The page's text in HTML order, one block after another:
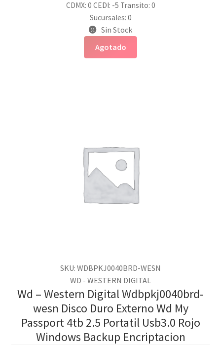
CDMX: 0 CEDI: -5 Transito: 0
Sucursales: 0
Sin Stock
Agotado
SKU: WDBPKJ0040BRD-WESN
WD - WESTERN DIGITAL
Wd – Western Digital Wdbpkj0040brd-
wesn Disco Duro Externo Wd My
Passport 4tb 2.5 Portatil Usb3.0 Rojo
Windows Backup Encriptacion